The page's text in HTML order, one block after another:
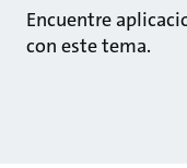
Encuentre
con este tema.